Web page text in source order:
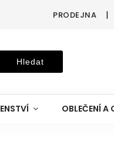
PRODEJNA
Hledat
OBLEČENÍ A